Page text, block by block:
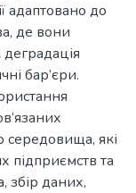
адаптовано до
де вони
бар’єри.
середовища, які
підприємств та
збір даних,